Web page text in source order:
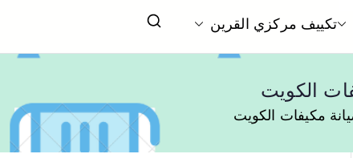
تكييف مركزي القرين